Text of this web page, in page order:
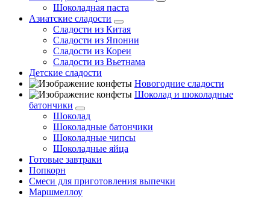
Шоколадная паста
Азиатские сладости
Сладости из Китая
Сладости из Японии
Сладости из Кореи
Сладости из Вьетнама
Детские сладости
Новогодние сладости
Шоколад и шоколадные
батончики
Шоколад
Шоколадные батончики
Шоколадные чипсы
Шоколадные яйца
Готовые завтраки
Попкорн
Смеси для приготовления выпечки
Маршмеллоу